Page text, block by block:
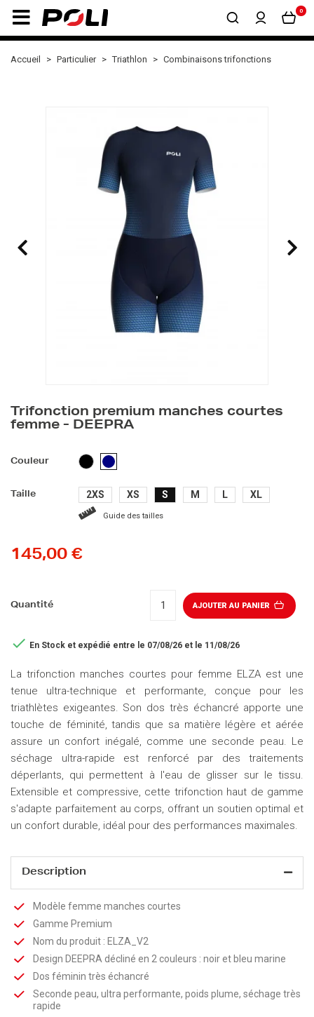
0
Accueil Particulier Triathlon Combinaisons trifonctions
Trifonction premium manches courtes
femme - DEEPRA
Couleur NOIRBLEU
MARINE
Taille 2XS XS S M L XL
Guide des tailles
145,00 €
Quantité AJOUTER AU PANIER
 En Stock et expédié entre le 07/08/26 et le 11/08/26
La trifonction manches courtes pour femme ELZA est une
tenue ultra-technique et performante, conçue pour les
triathlètes exigeantes. Son dos très échancré apporte une
touche de féminité, tandis que sa matière légère et aérée
assure un confort inégalé, comme une seconde peau. Le
séchage ultra-rapide est renforcé par des traitements
déperlants, qui permettent à l'eau de glisser sur le tissu.
Extensible et compressive, cette trifonction haut de gamme
s'adapte parfaitement au corps, offrant un soutien optimal et
un confort durable, idéal pour des performances maximales.
Description
Modèle femme manches courtes
Gamme Premium
Nom du produit : ELZA_V2
Design DEEPRA décliné en 2 couleurs : noir et bleu marine
Dos féminin très échancré
Seconde peau, ultra performante, poids plume, séchage très
rapide